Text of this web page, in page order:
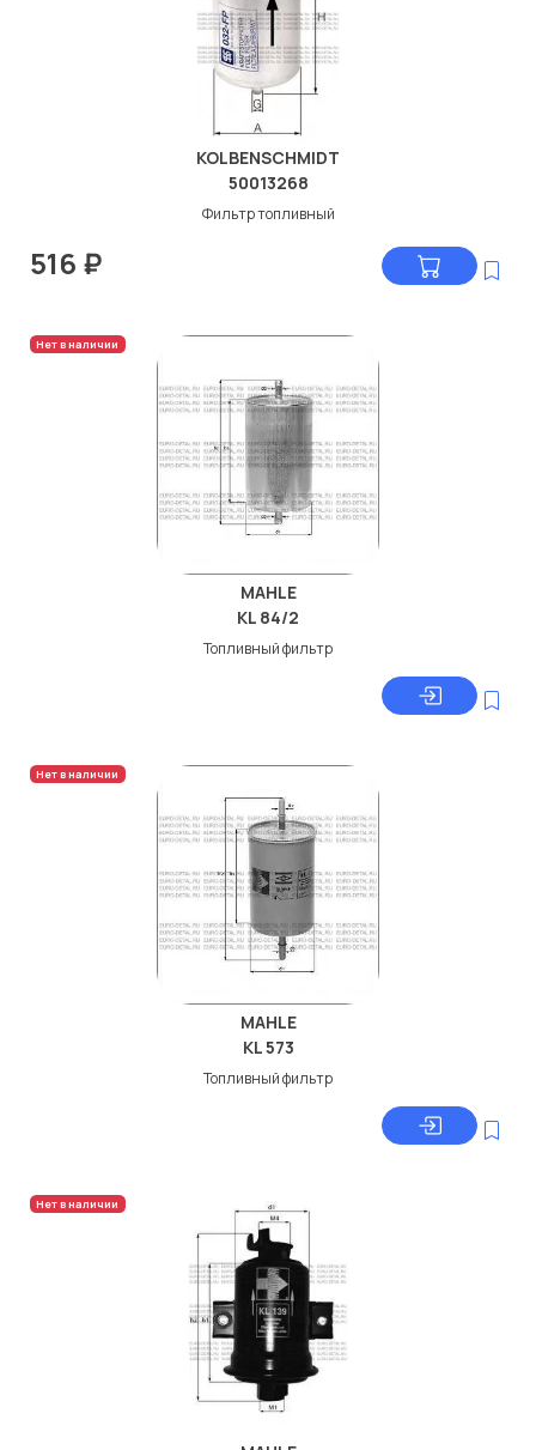
KOLBENSCHMIDT
50013268
Фильтр топливный
516 ₽
Нет в наличии
MAHLE
KL 84/2
Топливный фильтр
Нет в наличии
MAHLE
KL 573
Топливный фильтр
Нет в наличии